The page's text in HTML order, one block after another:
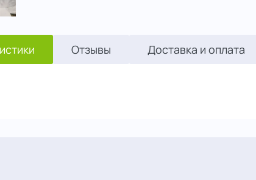
Отзывы Доставка и оплата